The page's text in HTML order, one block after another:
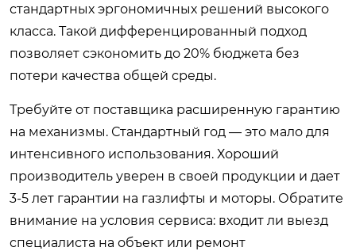
стандартных эргономичных решений высокого
класса. Такой дифференцированный подход
позволяет сэкономить до 20% бюджета без
потери качества общей среды.
Требуйте от поставщика расширенную гарантию
на механизмы. Стандартный год — это мало для
интенсивного использования. Хороший
производитель уверен в своей продукции и дает
3-5 лет гарантии на газлифты и моторы. Обратите
внимание на условия сервиса: входит ли выезд
специалиста на объект или ремонт